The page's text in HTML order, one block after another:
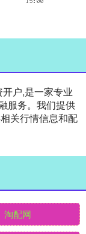
户,是一家专业
服务。我们提供
关行情信息和配
淘配网